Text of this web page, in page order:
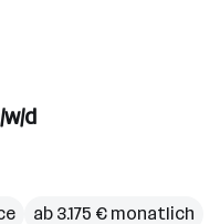
d
ab 3.175 € monatlich